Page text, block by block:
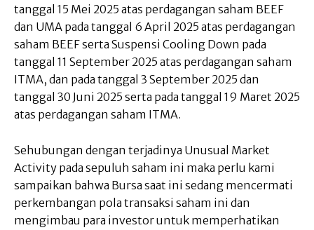
tanggal 15 Mei 2025 atas perdagangan saham BEEF
dan UMA pada tanggal 6 April 2025 atas perdagangan
saham BEEF serta Suspensi Cooling Down pada
tanggal 11 September 2025 atas perdagangan saham
ITMA, dan pada tanggal 3 September 2025 dan
tanggal 30 Juni 2025 serta pada tanggal 19 Maret 2025
atas perdagangan saham ITMA.
Sehubungan dengan terjadinya Unusual Market
Activity pada sepuluh saham ini maka perlu kami
sampaikan bahwa Bursa saat ini sedang mencermati
perkembangan pola transaksi saham ini dan
mengimbau para investor untuk memperhatikan